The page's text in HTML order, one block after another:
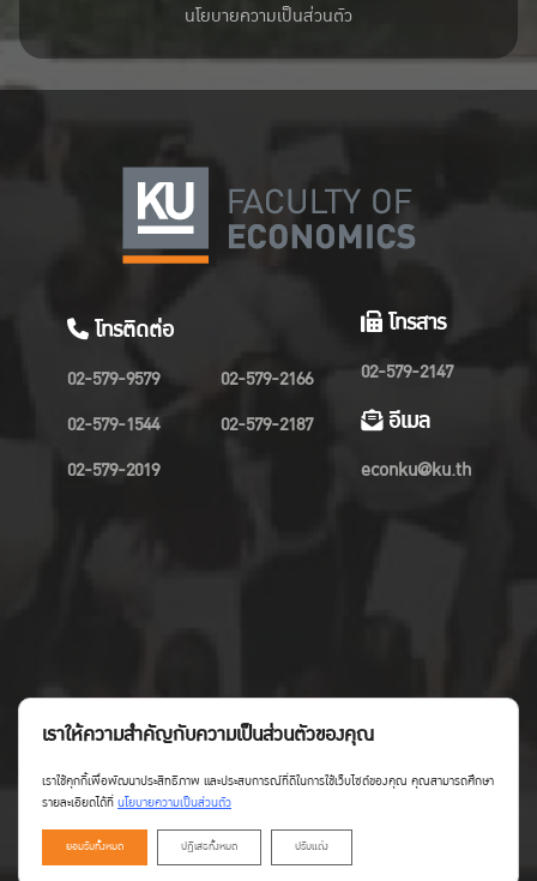
นโยบายความเป็นส่วนตัว
โทรติดต่อ
02-579-9579
02-579-1544
02-579-2019
02-579-2166
02-579-2187
โทรสาร
02-579-2147
อีเมล
econku@ku.th
Copyright©Faculty of Economics KU
เราให้ความสำคัญกับความเป็นส่วนตัวของคุณ
เราใช้คุกกี้เพื่อพัฒนาประสิทธิภาพ และประสบการณ์ที่ดีในการใช้เว็บไซต์ของคุณ คุณสามารถศึกษา
รายละเอียดได้ที่นโยบายความเป็นส่วนตัว
ยอมรับทั้งหมด ปฏิเสธทั้งหมด ปรับแต่ง